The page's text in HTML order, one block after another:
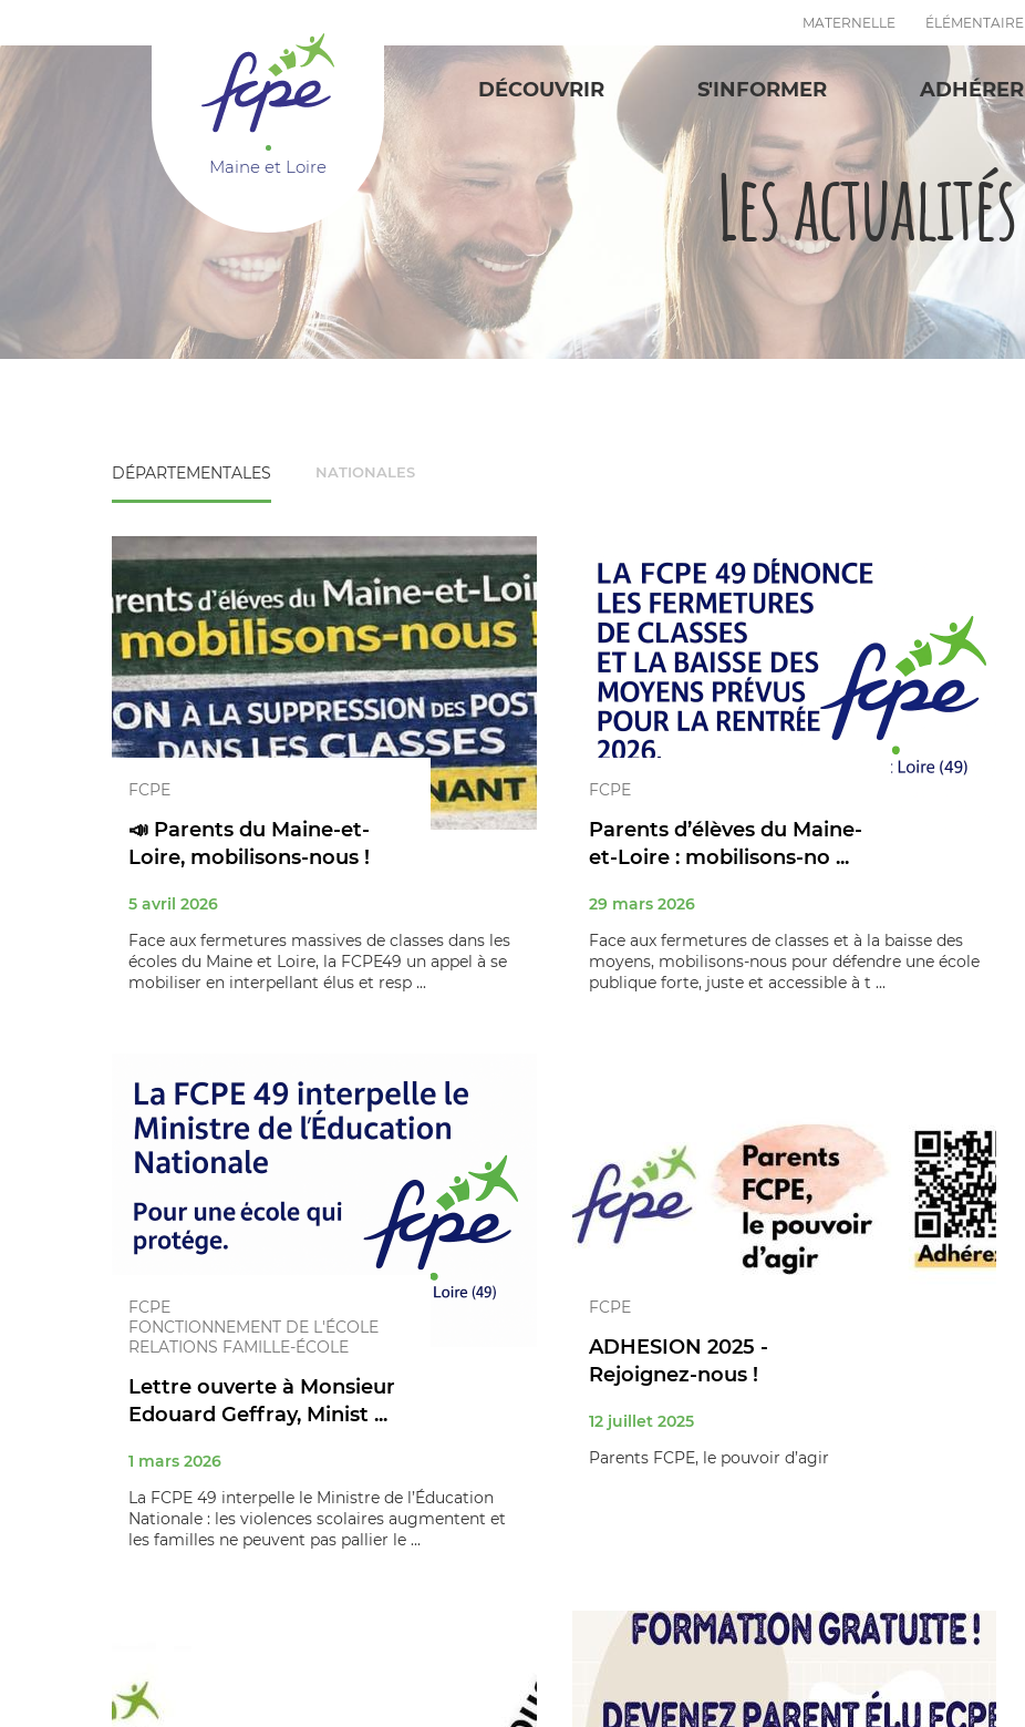
MATERNELLE ÉLÉMENTAIRE
Maine et Loire
DÉCOUVRIR S'INFORMER ADHÉRER
Les actualités
DÉPARTEMENTALES NATIONALES
FCPE
📣 Parents du Maine-et-
Loire, mobilisons-nous !
5 avril 2026
Face aux fermetures massives de classes dans les
écoles du Maine et Loire, la FCPE49 un appel à se
mobiliser en interpellant élus et resp ...
FCPE
Parents d’élèves du Maine-
et-Loire : mobilisons‑no ...
29 mars 2026
Face aux fermetures de classes et à la baisse des
moyens, mobilisons‑nous pour défendre une école
publique forte, juste et accessible à t ...
FCPE
FONCTIONNEMENT DE L'ÉCOLE
RELATIONS FAMILLE-ÉCOLE
Lettre ouverte à Monsieur
Edouard Geffray, Minist ...
1 mars 2026
La FCPE 49 interpelle le Ministre de l’Éducation
Nationale : les violences scolaires augmentent et
les familles ne peuvent pas pallier le ...
FCPE
ADHESION 2025 -
Rejoignez-nous !
12 juillet 2025
Parents FCPE, le pouvoir d’agir